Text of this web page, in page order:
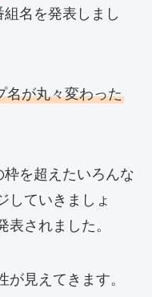
名を発表しまし
名が丸々変わった
を超えたいろんな
していきましょ
表されました。
見えてきます。